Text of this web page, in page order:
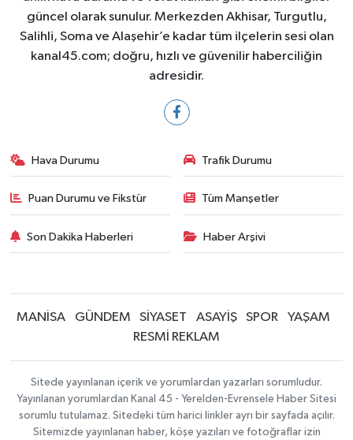
güncel olarak sunulur. Merkezden Akhisar, Turgutlu,
Salihli, Soma ve Alaşehir’e kadar tüm ilçelerin sesi olan
kanal45.com; doğru, hızlı ve güvenilir haberciliğin
adresidir.
Hava Durumu Trafik Durumu
Puan Durumu ve Fikstür Tüm Manşetler
Son Dakika Haberleri Haber Arşivi
MANİSA GÜNDEM SİYASET ASAYİŞ SPOR
YAŞAM
RESMİ REKLAM
Sitede yayınlanan içerik ve yorumlardan yazarları sorumludur.
Yayınlanan yorumlardan Kanal 45 - Yerelden-Evrensele Haber Sitesi
sorumlu tutulamaz. Sitedeki tüm harici linkler ayrı bir sayfada açılır.
Sitemizde yayınlanan haber, köşe yazıları ve fotoğraflar izin